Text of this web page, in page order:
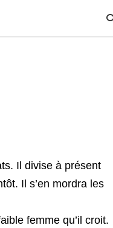
Il divise à présent
Il s’en mordra les
femme qu’il croit.